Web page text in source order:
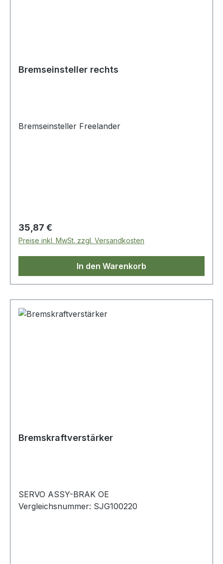
Bremseinsteller rechts
Bremseinsteller Freelander
Regulärer Preis:
35,87 €
Preise inkl. MwSt. zzgl. Versandkosten
In den Warenkorb
Bremskraftverstärker
SERVO ASSY-BRAK OE
Vergleichsnummer: SJG100220